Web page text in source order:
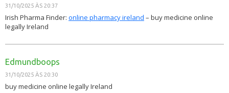
31/10/2025 ÀS 20:37
Irish Pharma Finder: online pharmacy ireland – buy medicine online
legally Ireland
Edmundboops
31/10/2025 ÀS 20:30
buy medicine online legally Ireland